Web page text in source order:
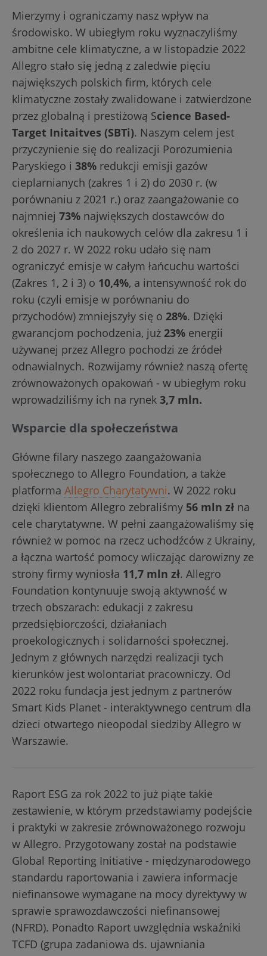
Mierzymy i ograniczamy nasz wpływ na
środowisko. W ubiegłym roku wyznaczyliśmy
ambitne cele klimatyczne, a w listopadzie 2022
Allegro stało się jedną z zaledwie pięciu
największych polskich firm, których cele
klimatyczne zostały zwalidowane i zatwierdzone
przez globalną i prestiżową Science Based-
Target Initaitves (SBTi). Naszym celem jest
przyczynienie się do realizacji Porozumienia
Paryskiego i 38% redukcji emisji gazów
cieplarnianych (zakres 1 i 2) do 2030 r. (w
porównaniu z 2021 r.) oraz zaangażowanie co
najmniej 73% największych dostawców do
określenia ich naukowych celów dla zakresu 1 i
2 do 2027 r. W 2022 roku udało się nam
ograniczyć emisje w całym łańcuchu wartości
(Zakres 1, 2 i 3) o 10,4%, a intensywność rok do
roku (czyli emisje w porównaniu do
przychodów) zmniejszyły się o 28%. Dzięki
gwarancjom pochodzenia, już 23% energii
używanej przez Allegro pochodzi ze źródeł
odnawialnych. Rozwijamy również naszą ofertę
zrównoważonych opakowań - w ubiegłym roku
wprowadziliśmy ich na rynek 3,7 mln.
Wsparcie dla społeczeństwa
Główne filary naszego zaangażowania
społecznego to Allegro Foundation, a także
platforma Allegro Charytatywni. W 2022 roku
dzięki klientom Allegro zebraliśmy 56 mln zł na
cele charytatywne. W pełni zaangażowaliśmy się
również w pomoc na rzecz uchodźców z Ukrainy,
a łączna wartość pomocy wliczając darowizny ze
strony firmy wyniosła 11,7 mln zł. Allegro
Foundation kontynuuje swoją aktywność w
trzech obszarach: edukacji z zakresu
przedsiębiorczości, działaniach
proekologicznych i solidarności społecznej.
Jednym z głównych narzędzi realizacji tych
kierunków jest wolontariat pracowniczy. Od
2022 roku fundacja jest jednym z partnerów
Smart Kids Planet - interaktywnego centrum dla
dzieci otwartego nieopodal siedziby Allegro w
Warszawie.
Raport ESG za rok 2022 to już piąte takie
zestawienie, w którym przedstawiamy podejście
i praktyki w zakresie zrównoważonego rozwoju
w Allegro. Przygotowany został na podstawie
Global Reporting Initiative - międzynarodowego
standardu raportowania i zawiera informacje
niefinansowe wymagane na mocy dyrektywy w
sprawie sprawozdawczości niefinansowej
(NFRD). Ponadto Raport uwzględnia wskaźniki
TCFD (grupa zadaniowa ds. ujawniania